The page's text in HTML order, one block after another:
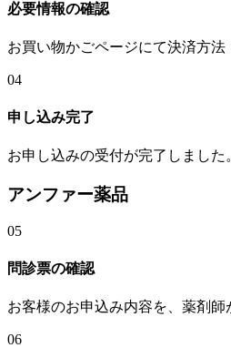
必要情報の確認
お買い物かごページにて決済方
04
申し込み完了
お申し込みの受付が完了しました
アンファー薬品
05
問診票の確認
お客様のお申込み内容を、薬剤師
06